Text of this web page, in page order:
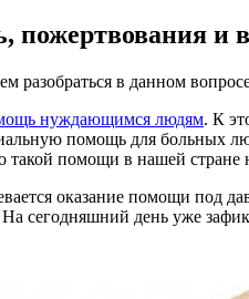
пожертвования
разобраться в данном
нуждающимся людям. К
помощь для больных
помощи в нашей стране
оказание помощи под
сегодняшний день уже